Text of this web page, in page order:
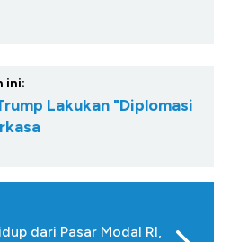
ini:
Lakukan "Diplomasi
dari Pasar Modal RI,